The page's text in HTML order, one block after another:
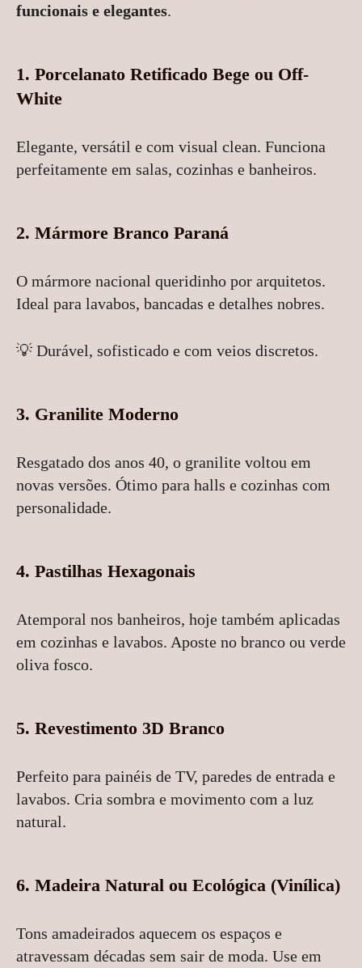
funcionais e elegantes.
1. Porcelanato Retificado Bege ou Off-
White
Elegante, versátil e com visual clean. Funciona
perfeitamente em salas, cozinhas e banheiros.
2. Mármore Branco Paraná
O mármore nacional queridinho por arquitetos.
Ideal para lavabos, bancadas e detalhes nobres.
💡 Durável, sofisticado e com veios discretos.
3. Granilite Moderno
Resgatado dos anos 40, o granilite voltou em
novas versões. Ótimo para halls e cozinhas com
personalidade.
4. Pastilhas Hexagonais
Atemporal nos banheiros, hoje também aplicadas
em cozinhas e lavabos. Aposte no branco ou verde
oliva fosco.
5. Revestimento 3D Branco
Perfeito para painéis de TV, paredes de entrada e
lavabos. Cria sombra e movimento com a luz
natural.
6. Madeira Natural ou Ecológica (Vinílica)
Tons amadeirados aquecem os espaços e
atravessam décadas sem sair de moda. Use em